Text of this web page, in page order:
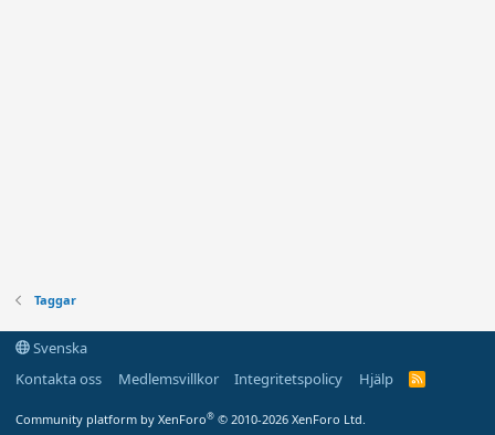
Taggar
Svenska
Kontakta oss
Medlemsvillkor Integritetspolicy Hjälp
R
S
Community platform by XenForo® © 2010-2026 XenForo Ltd.